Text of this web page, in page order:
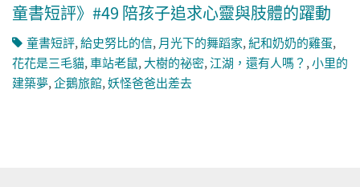
童書短評》#49 陪孩子追求心靈與肢體的躍動
童書短評,給史努比的信,月光下的舞蹈家,紀和奶奶的雞蛋,
花花是三毛貓,車站老鼠,大樹的祕密,江湖，還有人嗎？ ,小里的
建築夢,企鵝旅館,妖怪爸爸出差去